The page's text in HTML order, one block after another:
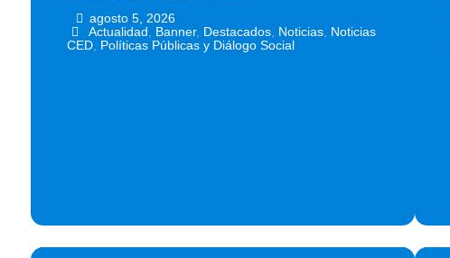
agosto 5, 2026
Actualidad Banner, Destacados, Noticias, Noticias
CED Políticas Públicas y Diálogo Social